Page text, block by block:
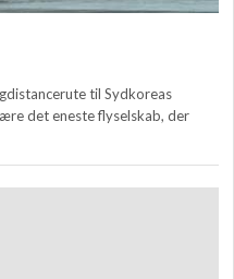
til Sydkoreas
det eneste flyselskab, der